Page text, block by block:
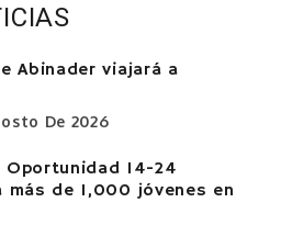
Abinader viajará a
De 2026
Oportunidad 14-24
más de 1,000 jóvenes en